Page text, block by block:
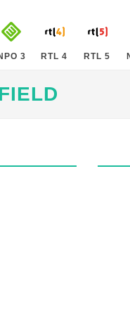
3 RTL 4 RTL 5